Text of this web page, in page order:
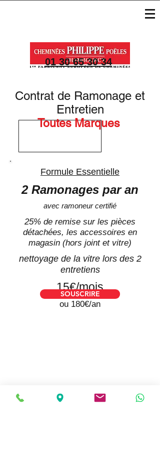
01 30 65 30 34
Contrat de Ramonage et
Entretien
Toutes Marques
Formule Essentielle
2 Ramonages par an
avec ramoneur certifié
25% de remise sur les pièces
détachées, les accessoires en
magasin (hors joint et vitre)
nettoyage de la vitre lors des 2
entretiens
15€/mois
ou 180€/an
SOUSCRIRE